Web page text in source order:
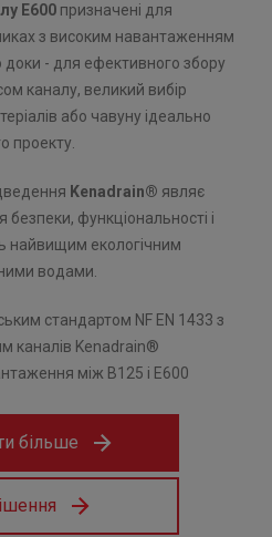
E600 призначені для
з високим навантаженням
доки - для ефективного збору
каналу, великий вибір
або чавуну ідеально
проекту.
Kenadrain® являє
функціональності і
найвищим екологічним
водами.
стандартом NF EN 1433 з
каналів Kenadrain®
між B125 і E600
більше